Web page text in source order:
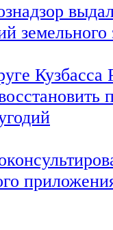
земельного
Кузбасса